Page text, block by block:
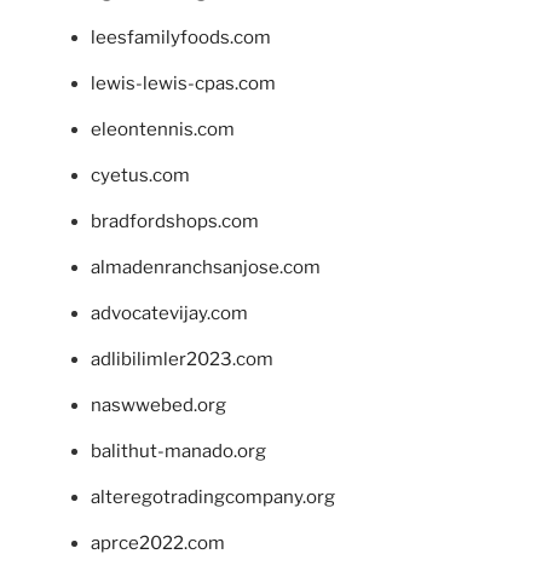
leesfamilyfoods.com
lewis-lewis-cpas.com
eleontennis.com
cyetus.com
bradfordshops.com
almadenranchsanjose.com
advocatevijay.com
adlibilimler2023.com
naswwebed.org
balithut-manado.org
alteregotradingcompany.org
aprce2022.com